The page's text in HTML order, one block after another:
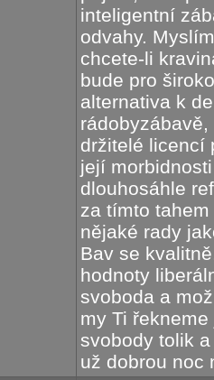
inteligentní
odvahy.
chcete-li
bude pro
alternativa k
držitelé licencí
její
dlouhosáhle
za tímto
nějaké rady
Bav se
hodnoty
svoboda a
my Ti
svobody tolik
už dobrou noc